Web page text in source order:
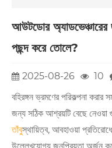
আউটডোর
পছন্দ করে তোলে?
2025-08-26 10
বহিরঙ্গন ভ্রমণের পরিকল্পনা করার
জন্য সঠিক আশ্রয়টি বেছে নেওয়া
তাঁবুস্থায়িত্ব, আবহাওয়া